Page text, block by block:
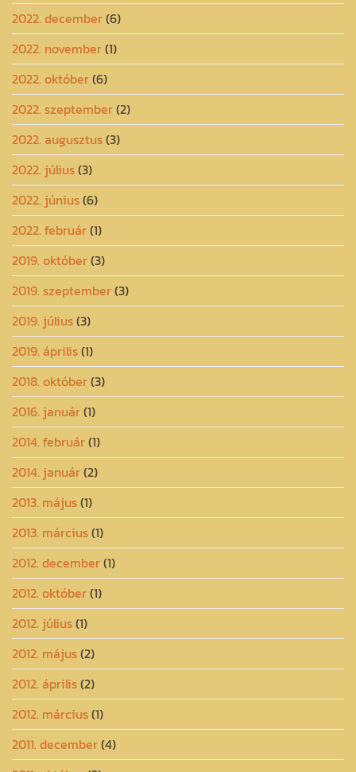
2022. december(6)
2022. november(1)
2022. október(6)
2022. szeptember(2)
2022. augusztus(3)
2022. július(3)
2022. június(6)
2022. február(1)
2019. október(3)
2019. szeptember(3)
2019. július(3)
2019. április(1)
2018. október(3)
2016. január(1)
2014. február(1)
2014. január(2)
2013. május(1)
2013. március(1)
2012. december(1)
2012. október(1)
2012. július(1)
2012. május(2)
2012. április(2)
2012. március(1)
2011. december(4)